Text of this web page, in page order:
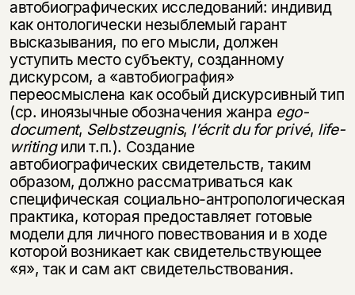
автобиографических исследований: индивид
как онтологически незыблемый гарант
высказывания, по его мысли, должен
уступить место субъекту, созданному
дискурсом, а «автобиография»
переосмыслена как особый дискурсивный тип
(ср. иноязычные обозначения жанра ego-
document, Selbstzeugnis, l’écrit du for privé, life-
writingили т.п.). Создание
автобиографических свидетельств, таким
образом, должно рассматриваться как
специфическая социально-антропологическая
практика, которая предоставляет готовые
модели для личного повествования и в ходе
которой возникает как свидетельствующее
«я», так и сам акт свидетельствования.